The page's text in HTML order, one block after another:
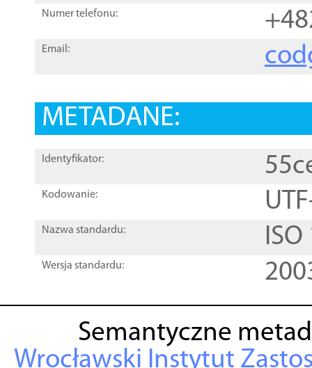
Numer telefonu:
Email:
METADANE:
Identyfikator:
Kodowanie:
Nazwa standardu:
Wersja standardu:
Semantyczne
Wrocławski Instytut